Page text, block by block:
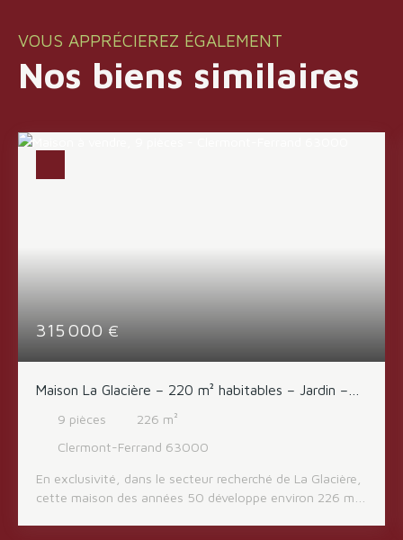
VOUS APPRÉCIEREZ ÉGALEMENT
Nos biens similaires
315 000 €
Maison La Glacière – 220 m² habitables – Jardin –
9 pièces 226 m²
Clermont-Ferrand 63000
En exclusivité, dans le secteur recherché de La Glacière,
cette maison des années 50 développe environ 226 m²